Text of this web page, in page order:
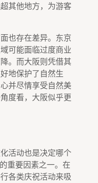
其他地方，为游客
也存在差异。东京
可能面临过度商业
。而大阪则凭借其
地保护了自然生
并尽情享受自然美
度看，大阪似乎更
活动也是决定哪个
重要因素之一。在
各类庆祝活动来吸